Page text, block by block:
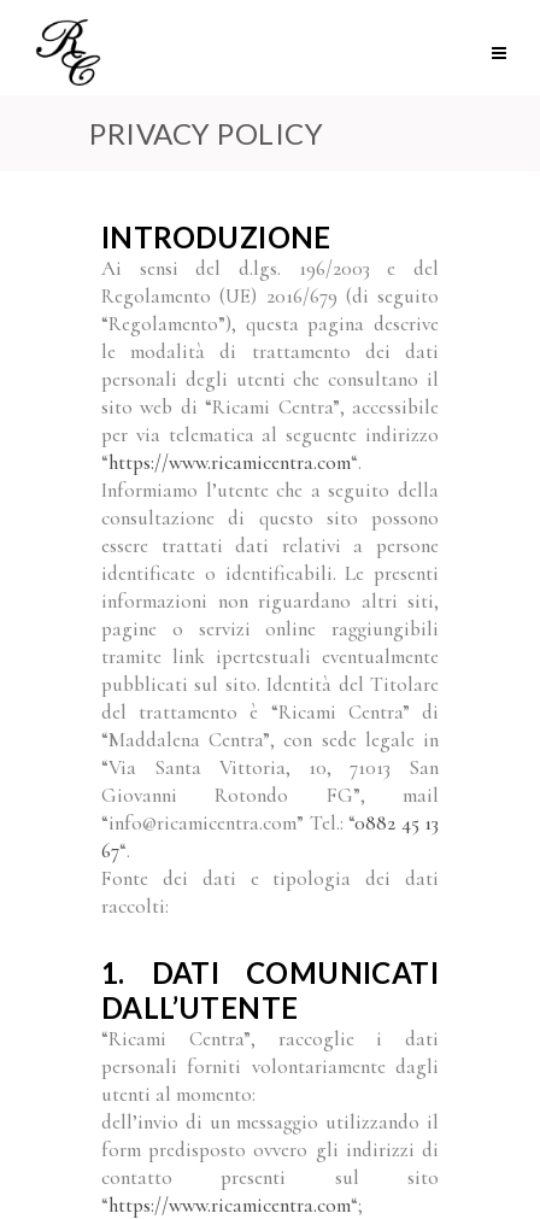
PRIVACY POLICY
INTRODUZIONE
Ai sensi del d.lgs. 196/2003 e del
Regolamento (UE) 2016/679 (di seguito
“Regolamento”), questa pagina descrive
le modalità di trattamento dei dati
personali degli utenti che consultano il
sito web di “Ricami Centra”, accessibile
per via telematica al seguente indirizzo
“https://www.ricamicentra.com“.
Informiamo l’utente che a seguito della
consultazione di questo sito possono
essere trattati dati relativi a persone
identificate o identificabili. Le presenti
informazioni non riguardano altri siti,
pagine o servizi online raggiungibili
tramite link ipertestuali eventualmente
pubblicati sul sito. Identità del Titolare
del trattamento è “Ricami Centra” di
“Maddalena Centra”, con sede legale in
“Via Santa Vittoria, 10, 71013 San
Giovanni Rotondo FG”, mail
“info@ricamicentra.com” Tel.: “0882 45 13
67“.
Fonte dei dati e tipologia dei dati
raccolti:
1. DATI COMUNICATI
DALL’UTENTE
“Ricami Centra”, raccoglie i dati
personali forniti volontariamente dagli
utenti al momento:
dell’invio di un messaggio utilizzando il
form predisposto ovvero gli indirizzi di
contatto presenti sul sito
“https://www.ricamicentra.com“;